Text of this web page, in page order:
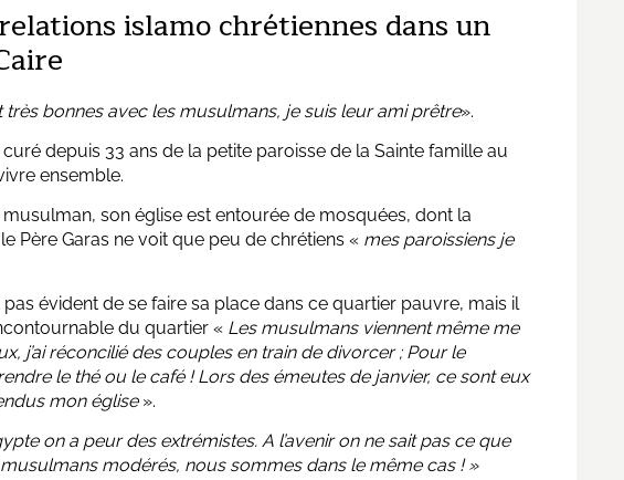
islamo chrétiennes dans un
très bonnes avec les musulmans, je suis leur ami prêtre».
depuis 33 ans de la petite paroisse de la Sainte famille au
ensemble.
son église est entourée de mosquées, dont la
Père Garas ne voit que peu de chrétiens « mes paroissiens je
pas évident de se faire sa place dans ce quartier pauvre, mais il
du quartier « Les musulmans viennent même me
j’ai réconcilié des couples en train de divorcer ; Pour le
le thé ou le café ! Lors des émeutes de janvier, ce sont eux
mon église ».
on a peur des extrémistes. A l’avenir on ne sait pas ce que
modérés, nous sommes dans le même cas ! »